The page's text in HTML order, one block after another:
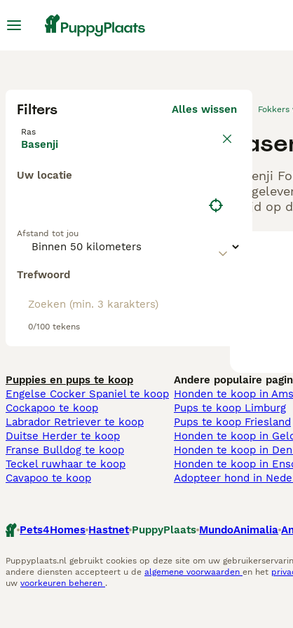
Filters Alles wissen
Ras
Basenji
Uw locatie
Afstand tot jou
Trefwoord
0/100 tekens
Basenji
altijd op
Puppies en pups te koop
Engelse Cocker Spaniel te koop
Cockapoo te koop
Labrador Retriever te koop
Duitse Herder te koop
Franse Bulldog te koop
Teckel ruwhaar te koop
Cavapoo te koop
Andere populaire
Honden te koop in
Pups te koop Limburg​
Pups te koop Friesland​
Honden te koop in
Honden te koop in Den
Honden te koop in
Adopteer hond in
Pets4Homes Hastnet PuppyPlaats MundoAnimalia
Puppyplaats.nl gebruikt cookies op deze site om uw
andere diensten accepteert u de algemene voorwaarden en het
uw voorkeuren beheren .